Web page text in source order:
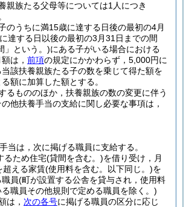
親族たる父母等については1人につき
のうちに満15歳に達する日後の最初の4月
達する日以後の最初の3月31日までの間
」という。)にある子がいる場合における
は， 前項の規定にかかわらず，5,000円に
該扶養親族たる子の数を乗じて得た額を
額に加算した額とする。
るもののほか，扶養親族の数の変更に伴う
他扶養手当の支給に関し必要な事項は，
当は，次に掲げる職員に支給する。
るため住宅(貸間を含む。)を借り受け，月
超える家賃(使用料を含む。以下同じ。)を
員(町が設置する公舎を貸与され，使用料
職員その他規則で定める職員を除く。)
は， 次の各号に掲げる職員の区分に応じ